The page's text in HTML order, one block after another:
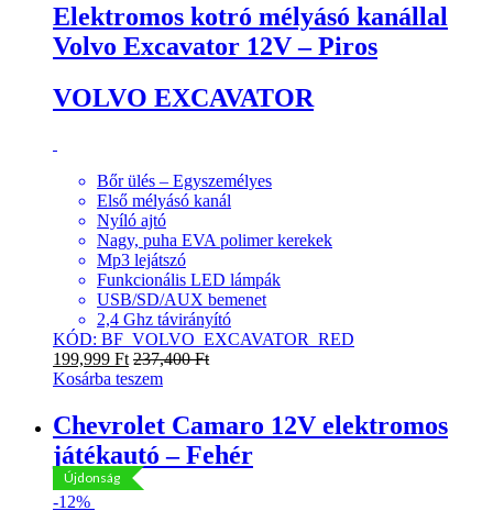
Elektromos kotró mélyásó kanállal
Volvo Excavator 12V – Piros
VOLVO EXCAVATOR
Bőr ülés – Egyszemélyes
Első mélyásó kanál
Nyíló ajtó
Nagy, puha EVA polimer kerekek
Mp3 lejátszó
Funkcionális LED lámpák
USB/SD/AUX bemenet
2,4 Ghz távirányító
KÓD: BF_VOLVO_EXCAVATOR_RED
199,999 Ft 237,400Ft
Kosárba teszem
Újdonság
Chevrolet Camaro 12V elektromos
játékautó – Fehér
-12%